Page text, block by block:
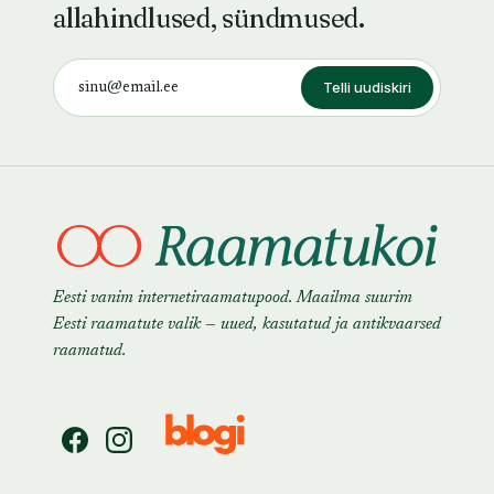
allahindlused, sündmused.
Telli uudiskiri
Eesti vanim internetiraamatupood. Maailma suurim
Eesti raamatute valik — uued, kasutatud ja antikvaarsed
raamatud.